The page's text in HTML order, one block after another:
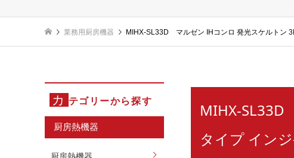
業務用厨房機器 MIHX-SL33D マルゼン IHコンロ 発光スケルトン
カ テゴリーから探す
厨房熱機器
MIHX-SL33D
タイプ イン